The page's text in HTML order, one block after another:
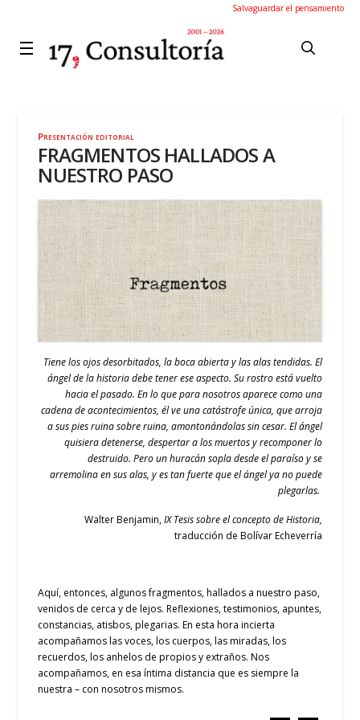
Salvaguardar el pensamiento
Presentación editorial
FRAGMENTOS HALLADOS A
NUESTRO PASO
Tiene los ojos desorbitados, la boca abierta y las alas tendidas. El
ángel de la historia debe tener ese aspecto. Su rostro está vuelto
hacia el pasado. En lo que para nosotros aparece como una
cadena de acontecimientos, él ve una catástrofe única, que arroja
a sus pies ruina sobre ruina, amontonándolas sin cesar. El ángel
quisiera detenerse, despertar a los muertos y recomponer lo
destruido. Pero un huracán sopla desde el paraíso y se
arremolina en sus alas, y es tan fuerte que el ángel ya no puede
plegarlas.
Walter Benjamin,IX Tesis sobre el concepto de Historia,
traducción de Bolívar Echeverría
Aquí, entonces, algunos fragmentos, hallados a nuestro paso,
venidos de cerca y de lejos. Reflexiones, testimonios, apuntes,
constancias, atisbos, plegarias. En esta hora incierta
acompañamos las voces, los cuerpos, las miradas, los
recuerdos, los anhelos de propios y extraños. Nos
acompañamos, en esa íntima distancia que es siempre la
nuestra – con nosotros mismos.